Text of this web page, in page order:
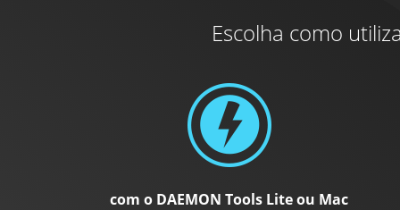
Escolha como
com o DAEMON Tools Lite ou Mac